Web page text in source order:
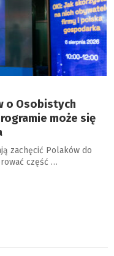
o Osobistych
może się
zachęcić Polaków do
część …